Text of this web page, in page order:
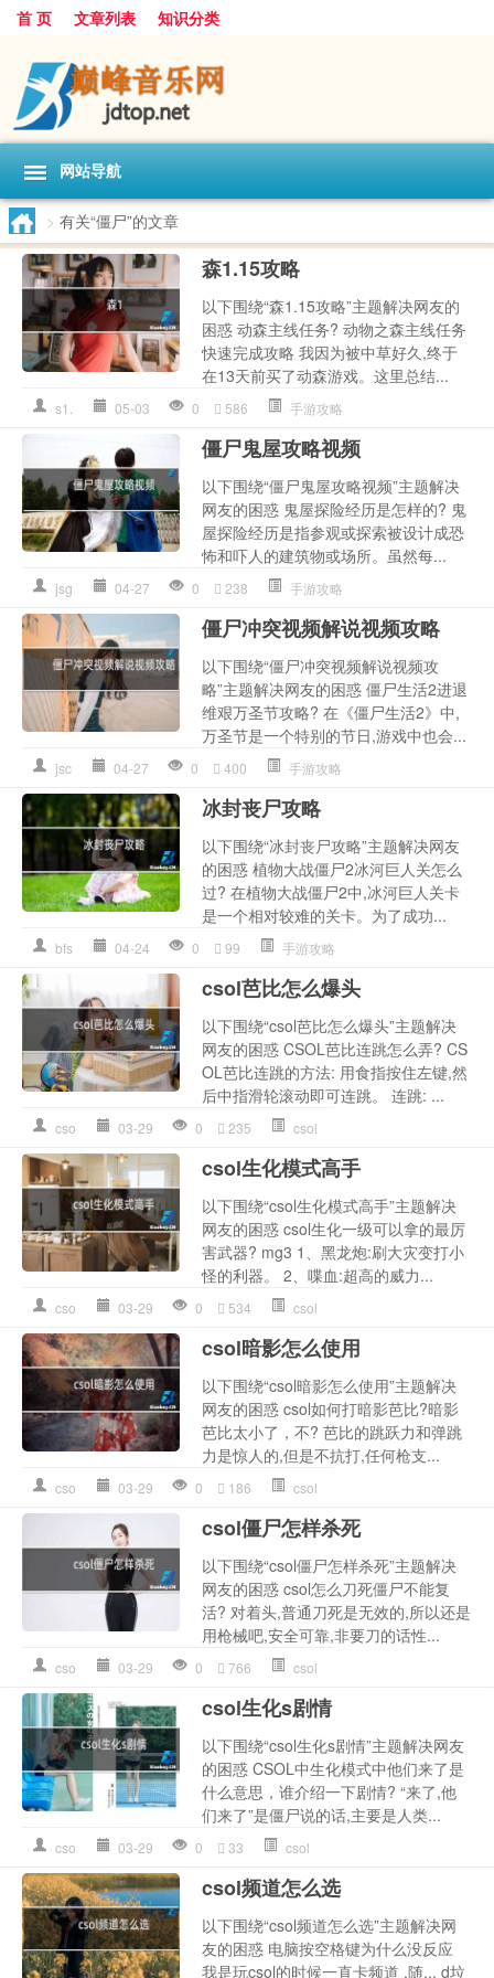
首 页 文章列表 知识分类
网站导航
> 有关“僵尸”的文章
森1.15攻略
以下围绕“森1.15攻略”主题解决网友的
困惑 动森主线任务? 动物之森主线任务
快速完成攻略 我因为被中草好久,终于
在13天前买了动森游戏。这里总结...
s1. 05-03 0 586 手游攻略
僵尸鬼屋攻略视频
以下围绕“僵尸鬼屋攻略视频”主题解决
网友的困惑 鬼屋探险经历是怎样的? 鬼
屋探险经历是指参观或探索被设计成恐
怖和吓人的建筑物或场所。虽然每...
jsg 04-27 0 238 手游攻略
僵尸冲突视频解说视频攻略
以下围绕“僵尸冲突视频解说视频攻
略”主题解决网友的困惑 僵尸生活2进退
维艰万圣节攻略? 在《僵尸生活2》中,
万圣节是一个特别的节日,游戏中也会...
jsc 04-27 0 400 手游攻略
冰封丧尸攻略
以下围绕“冰封丧尸攻略”主题解决网友
的困惑 植物大战僵尸2冰河巨人关怎么
过? 在植物大战僵尸2中,冰河巨人关卡
是一个相对较难的关卡。为了成功...
bfs 04-24 0 99 手游攻略
csol芭比怎么爆头
以下围绕“csol芭比怎么爆头”主题解决
网友的困惑 CSOL芭比连跳怎么弄? CS
OL芭比连跳的方法: 用食指按住左键,然
后中指滑轮滚动即可连跳。 连跳: ...
cso 03-29 0 235 csol
csol生化模式高手
以下围绕“csol生化模式高手”主题解决
网友的困惑 csol生化一级可以拿的最厉
害武器? mg3 1、黑龙炮:刷大灾变打小
怪的利器。 2、喋血:超高的威力...
cso 03-29 0 534 csol
csol暗影怎么使用
以下围绕“csol暗影怎么使用”主题解决
网友的困惑 csol如何打暗影芭比?暗影
芭比太小了，不? 芭比的跳跃力和弹跳
力是惊人的,但是不抗打,任何枪支...
cso 03-29 0 186 csol
csol僵尸怎样杀死
以下围绕“csol僵尸怎样杀死”主题解决
网友的困惑 csol怎么刀死僵尸不能复
活? 对着头,普通刀死是无效的,所以还是
用枪械吧,安全可靠,非要刀的话性...
cso 03-29 0 766 csol
csol生化s剧情
以下围绕“csol生化s剧情”主题解决网友
的困惑 CSOL中生化模式中他们来了是
什么意思，谁介绍一下剧情? “来了,他
们来了”是僵尸说的话,主要是人类...
cso 03-29 0 33 csol
csol频道怎么选
以下围绕“csol频道怎么选”主题解决网
友的困惑 电脑按空格键为什么没反应
我是玩csol的时候一直卡频道 ,随... d垃